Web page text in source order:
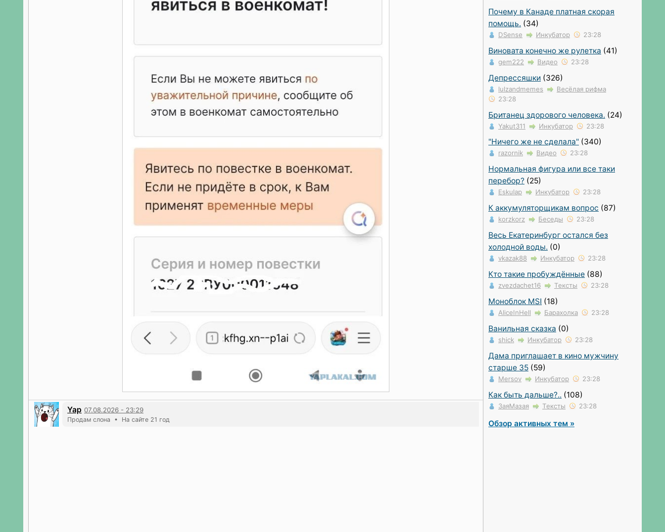
Yap 07.08.2026 - 23:29
Продам слона • На сайте 21 год
Почему в Канаде платная скорая
помощь. (34)
DSense Инкубатор 23:28
Виновата конечно же рулетка (41)
gem222 Видео 23:28
Депрессяшки (326)
lulzandmemes
Весёлая рифма
23:28
Британец здорового человека. (24)
Yakut311 Инкубатор 23:28
"Ничего же не сделала" (340)
razornik Видео 23:28
Нормальная фигура или все таки
перебор? (25)
Eskulap Инкубатор 23:28
К аккумуляторщикам вопрос (87)
korzkorz Беседы 23:28
Весь Екатеринбург остался без
холодной воды. (0)
vkazak88 Инкубатор 23:28
Кто такие пробуждённые (88)
zvezdachet16 Тексты 23:28
Моноблок MSI (18)
AliceInHell Барахолка 23:28
Ванильная сказка (0)
shick Инкубатор 23:28
Дама приглашает в кино мужчину
старше 35 (59)
Mersov Инкубатор 23:28
Как быть дальше?.. (108)
ЗаяМазая Тексты 23:28
Обзор активных тем »